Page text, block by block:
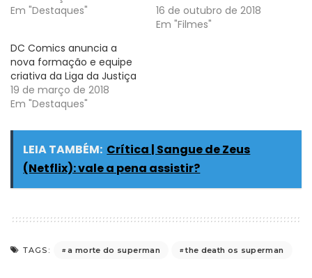
Em "Destaques"
16 de outubro de 2018
Em "Filmes"
DC Comics anuncia a
nova formação e equipe
criativa da Liga da Justiça
19 de março de 2018
Em "Destaques"
LEIA TAMBÉM: Crítica | Sangue de Zeus
(Netflix): vale a pena assistir?
TAGS: a morte do superman the death os superman